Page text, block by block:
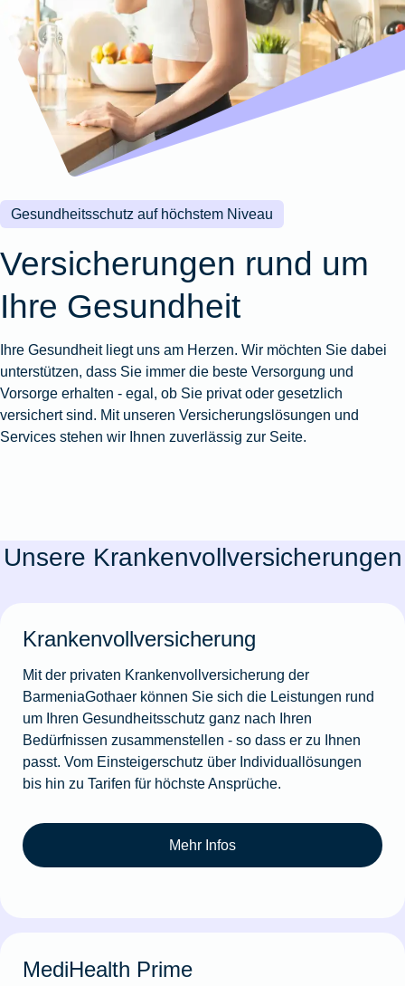
Wohnungsschutzbrief
Zur
Produktübersicht
Gewässerschadenhaftpflicht
Zur
Produktübersicht
Zur
Produktübersicht
Reisehaftpflichtversicherung
Reiserücktrittsversicherung
Zur
Produktübersicht
Zur
Produktübersicht
Zur
Produktübersicht
Zur
Produktübersicht
Montageversicherung
Zur
Produktübersicht
Gruppenunfall für
Betriebe
Gruppenunfall für
Vereine
Produktübersicht
Kunstversicherung
Ausstellungsversicherung
Valorenversicherung
Oldtimersammlungsversicherung
Zur
Gesundheitsschutz auf höchstem Niveau
Versicherungen rund um
Ihre Gesundheit
Ihre Gesundheit liegt uns am Herzen. Wir möchten Sie dabei
unterstützen, dass Sie immer die beste Versorgung und
Vorsorge erhalten - egal, ob Sie privat oder gesetzlich
versichert sind. Mit unseren Versicherungslösungen und
Services stehen wir Ihnen zuverlässig zur Seite.
Unsere Krankenvollversicherungen
Krankenvollversicherung
Mit der privaten Krankenvollversicherung der
BarmeniaGothaer können Sie sich die Leistungen rund
um Ihren Gesundheitsschutz ganz nach Ihren
Bedürfnissen zusammenstellen - so dass er zu Ihnen
passt. Vom Einsteigerschutz über Individuallösungen
bis hin zu Tarifen für höchste Ansprüche.
Mehr Infos
MediHealth Prime